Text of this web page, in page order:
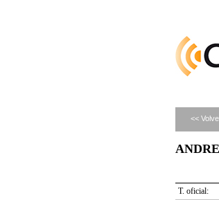
<<
T. oficial: